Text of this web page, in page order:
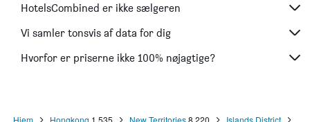
Yha Mei Ho House Youth Hostel
The Charterhouse Causeway Bay
Mini Hotel Causeway Bay
HotelsCombined er ikke sælgeren
Vi samler tonsvis af data for dig
Hvorfor er priserne ikke 100% nøjagtige?